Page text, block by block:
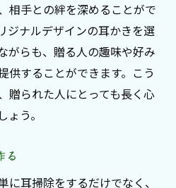
相手との絆を深めることがで
ジナルデザインの耳かきを選
がらも、贈る人の趣味や好み
供することができます。こう
贈られた人にとっても長く心
う。
る
耳掃除をするだけでなく、